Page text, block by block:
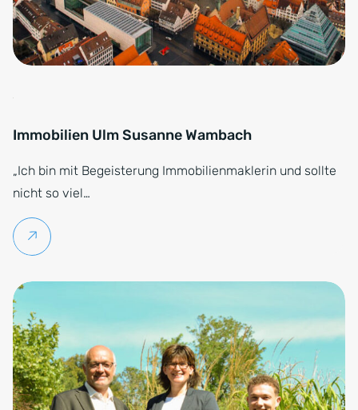
Immobilien Ulm Susanne Wambach
„Ich bin mit Begeisterung Immobilienmaklerin und sollte
nicht so viel…
Weiterlesen